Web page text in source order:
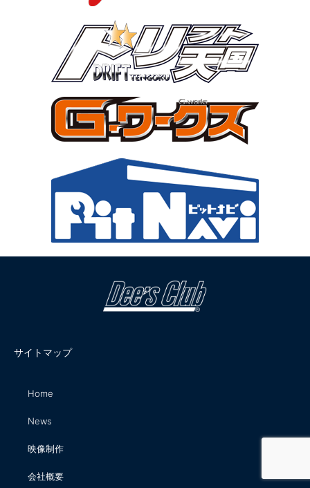
サイトマップ
Home
News
映像制作
会社概要